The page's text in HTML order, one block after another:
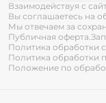
Взаимодействуя с
Вы соглашаетесь на
Мы отвечаем за
Публичная оферта.
Политика обработки
Политика обработки
Положение по